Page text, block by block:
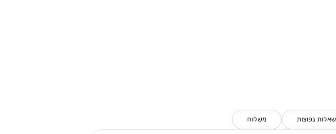
שאלות נפוצות משלוח